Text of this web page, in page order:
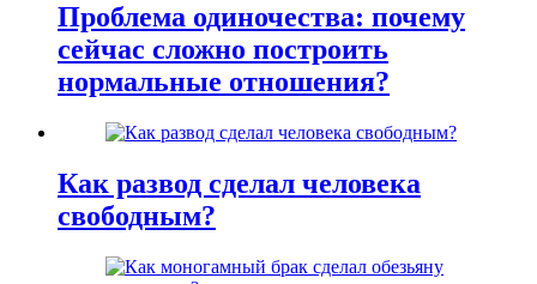
Проблема одиночества: почему
сейчас сложно построить
нормальные отношения?
Как развод сделал человека
свободным?